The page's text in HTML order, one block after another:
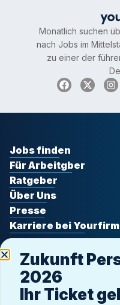
Monatlich suchen
nach Jobs im
zu einer der
Jobs finden
Für Arbeitgber
Ratgeber
Über Uns
Presse
Karriere bei Yourfirm
Datenschutz
Zukunft
2026
Ihr Ticket